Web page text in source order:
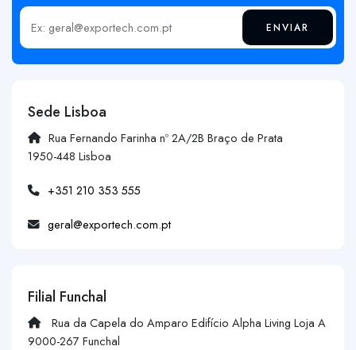
Insira o seu email ENVIAR
Sede Lisboa
Rua Fernando Farinha nº 2A/2B Braço de Prata
1950-448 Lisboa
+351 210 353 555
geral@exportech.com.pt
Filial Funchal
Rua da Capela do Amparo Edifício Alpha Living Loja A
9000-267 Funchal